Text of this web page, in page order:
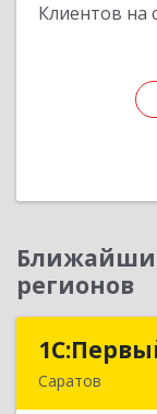
Клиентов на
регионов
Саратов